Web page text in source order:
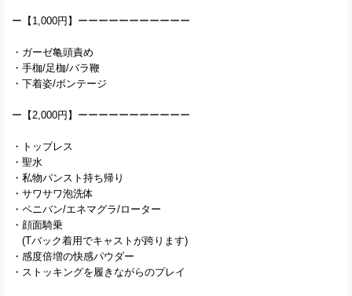
ー【1,000円】ーーーーーーーーーーー
・ガーゼ亀頭責め
・手枷/足枷/バラ鞭
・下着姿/ボンテージ
ー【2,000円】ーーーーーーーーーーー
・トップレス
・聖水
・私物パンスト持ち帰り
・サワサワ泡洗体
・ペニバン/エネマグラ/ローター
・顔面騎乗
(Tバック着用でキャストが跨ります)
・感度倍増の快感パウダー
・ストッキングを履きながらのプレイ